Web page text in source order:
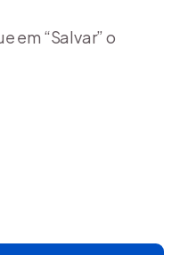
em “Salvar” o